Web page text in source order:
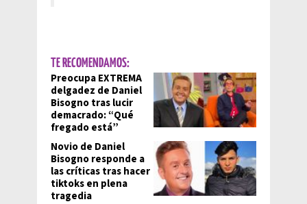
TE RECOMENDAMOS:
Preocupa EXTREMA
delgadez de Daniel
Bisogno tras lucir
demacrado: “Qué
fregado está”
Novio de Daniel
Bisogno responde a
las críticas tras hacer
tiktoks en plena
tragedia